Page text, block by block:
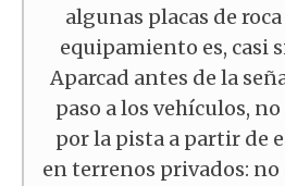
algunas placas de
equipamiento es, casi
Aparcad antes de la
paso a los vehículos,
por la pista a partir de
en terrenos privados: no